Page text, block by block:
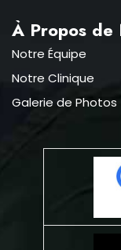
À Propos de
Notre Équipe
Notre Clinique
Galerie de Photos